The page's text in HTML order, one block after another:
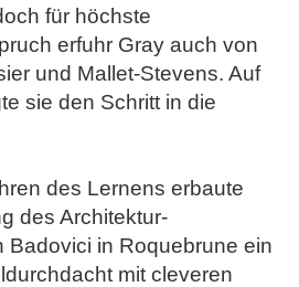
für höchste
erfuhr Gray auch von
und Mallet-Stevens. Auf
sie den Schritt in die
des Lernens erbaute
des Architektur-
Badovici in Roquebrune ein
mit cleveren